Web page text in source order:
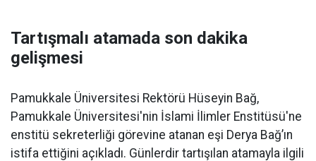
Tartışmalı atamada son dakika
gelişmesi
Pamukkale Üniversitesi Rektörü Hüseyin Bağ,
Pamukkale Üniversitesi'nin İslami İlimler Enstitüsü'ne
enstitü sekreterliği görevine atanan eşi Derya Bağ’ın
istifa ettiğini açıkladı. Günlerdir tartışılan atamayla ilgili